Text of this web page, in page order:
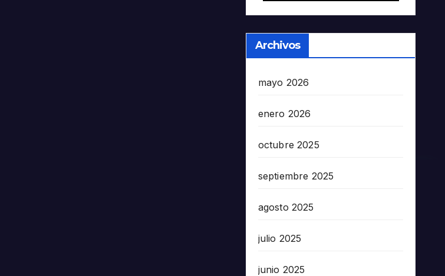
Archivos
mayo 2026
enero 2026
octubre 2025
septiembre 2025
agosto 2025
julio 2025
junio 2025